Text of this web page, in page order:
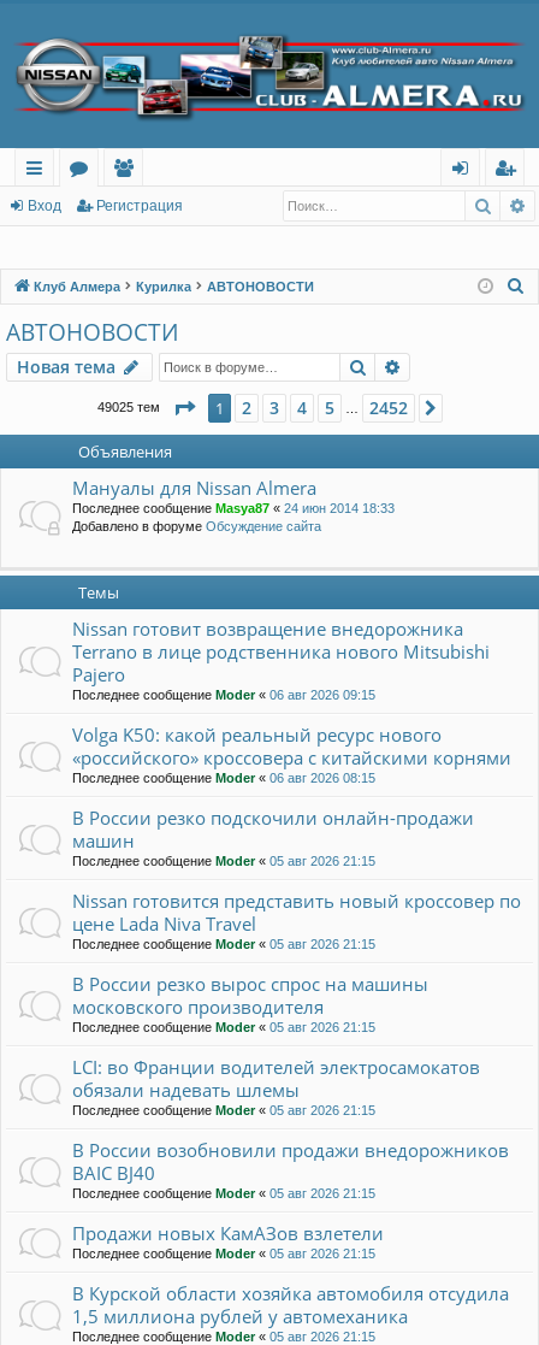
с
лк
о
м
ол
ов
ел
ег
тр
Вход Регистрация
Клуб Алмера Курилка АВТОНОВОСТИ
АВТОНОВОСТИ
Новая тема Поиск
49025 тем Страница из 2452
1 2 3 4 5 2452
Объявления
Мануалы для Nissan Almera
Последнее сообщение Masya87 « 24 июн 2014 18:33
Добавлено в форуме Обсуждение сайта
Темы
Nissan готовит возвращение внедорожника
Terrano в лице родственника нового Mitsubishi
Pajero
Последнее сообщение Moder« 06 авг 2026 09:15
Volga K50: какой реальный ресурс нового
«российского» кроссовера с китайскими корнями
Последнее сообщение Moder« 06 авг 2026 08:15
В России резко подскочили онлайн-продажи
машин
Последнее сообщение Moder« 05 авг 2026 21:15
Nissan готовится представить новый кроссовер по
цене Lada Niva Travel
Последнее сообщение Moder« 05 авг 2026 21:15
В России резко вырос спрос на машины
московского производителя
Последнее сообщение Moder« 05 авг 2026 21:15
LCI: во Франции водителей электросамокатов
обязали надевать шлемы
Последнее сообщение Moder« 05 авг 2026 21:15
В России возобновили продажи внедорожников
BAIC BJ40
Последнее сообщение Moder« 05 авг 2026 21:15
Продажи новых КамАЗов взлетели
Последнее сообщение Moder« 05 авг 2026 21:15
В Курской области хозяйка автомобиля отсудила
1,5 миллиона рублей у автомеханика
Последнее сообщение Moder« 05 авг 2026 21:15